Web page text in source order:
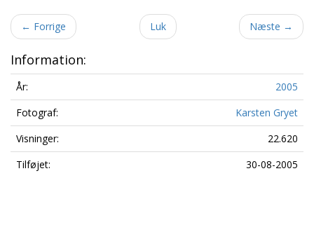
← Forrige Luk Næste →
Information:
År:
2005
Fotograf:
Karsten Gryet
Visninger:
22.620
Tilføjet:
30-08-2005